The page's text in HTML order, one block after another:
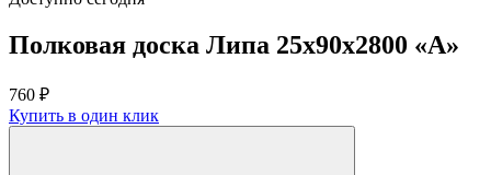
Полковая доска Липа 25х90х2800 «А»
760 ₽
Купить в один клик